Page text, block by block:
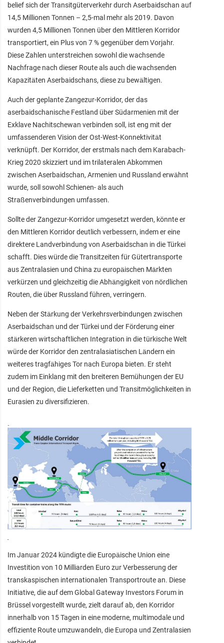
belief sich der Transitgüterverkehr durch Aserbaidschan auf
14,5 Millionen Tonnen – 2,5-mal mehr als 2019. Davon
wurden 4,5 Millionen Tonnen über den Mittleren Korridor
transportiert, ein Plus von 7 % gegenüber dem Vorjahr.
Diese Zahlen unterstreichen sowohl die wachsende
Nachfrage nach dieser Route als auch die wachsenden
Kapazitäten Aserbaidschans, diese zu bewältigen.
Auch der geplante Zangezur-Korridor, der das
aserbaidschanische Festland über Südarmenien mit der
Exklave Nachitschewan verbinden soll, ist eng mit der
umfassenderen Vision der Ost-West-Konnektivität
verknüpft. Der Korridor, der erstmals nach dem Karabach-
Krieg 2020 skizziert und im trilateralen Abkommen
zwischen Aserbaidschan, Armenien und Russland erwähnt
wurde, soll sowohl Schienen- als auch
Straßenverbindungen umfassen.
Sollte der Zangezur-Korridor umgesetzt werden, könnte er
den Mittleren Korridor deutlich verbessern, indem er eine
direktere Landverbindung von Aserbaidschan in die Türkei
schafft. Dies würde die Transitzeiten für Gütertransporte
aus Zentralasien und China zu europäischen Märkten
verkürzen und gleichzeitig die Abhängigkeit von nördlichen
Routen, die über Russland führen, verringern.
Neben der Stärkung der Verkehrsverbindungen zwischen
Aserbaidschan und der Türkei und der Förderung einer
stärkeren wirtschaftlichen Integration in die türkische Welt
würde der Korridor den zentralasiatischen Ländern ein
weiteres tragfähiges Tor nach Europa bieten. Er steht
zudem im Einklang mit den breiteren Bemühungen der EU
und der Region, die Lieferketten und Transitmöglichkeiten in
Eurasien zu diversifizieren.
Im Januar 2024 kündigte die Europäische Union eine
Investition von 10 Milliarden Euro zur Verbesserung der
transkaspischen internationalen Transportroute an. Diese
Initiative, die auf dem Global Gateway Investors Forum in
Brüssel vorgestellt wurde, zielt darauf ab, den Korridor
innerhalb von 15 Tagen in eine moderne, multimodale und
effiziente Route umzuwandeln, die Europa und Zentralasien